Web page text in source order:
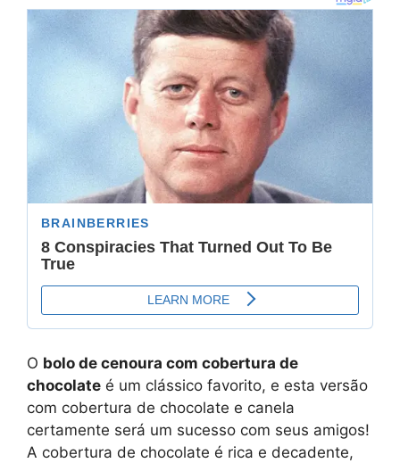
O bolo de cenoura com cobertura de
chocolate é um clássico favorito, e esta versão
com cobertura de chocolate e canela
certamente será um sucesso com seus amigos!
A cobertura de chocolate é rica e decadente,